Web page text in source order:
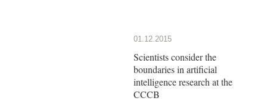
01.12.2015
Scientists consider the
boundaries in artificial
intelligence research at the
CCCB